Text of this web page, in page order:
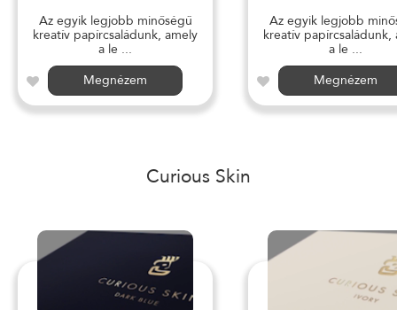
Az egyik legjobb minőségű
kreatív papírcsaládunk, amely
a le ...
Megnézem
Az egyik legjobb
kreatív papírcsaládunk,
a le ...
Megnézem
Curious Skin